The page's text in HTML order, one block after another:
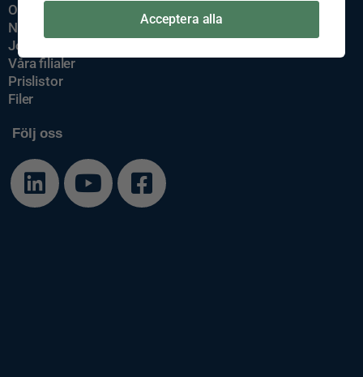
Om Släpis
Nyheter
Jobba hos oss
Våra filialer
Prislistor
Filer
Följ oss
Acceptera alla